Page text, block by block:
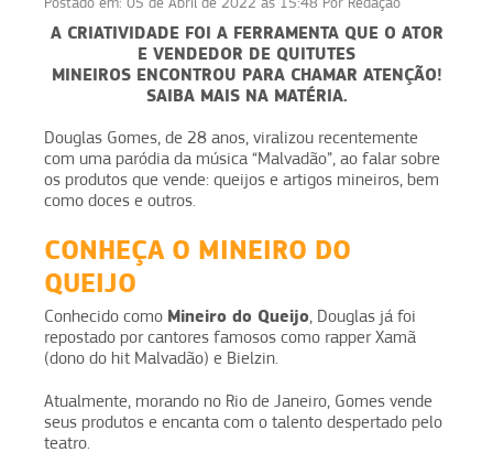
A CRIATIVIDADE FOI A FERRAMENTA QUE O ATOR
E VENDEDOR DE QUITUTES
MINEIROS ENCONTROU PARA CHAMAR ATENÇÃO!
SAIBA MAIS NA MATÉRIA.
Douglas Gomes, de 28 anos, viralizou recentemente
com uma paródia da música “Malvadão”, ao falar sobre
os produtos que vende: queijos e artigos mineiros, bem
como doces e outros.
CONHEÇA O MINEIRO DO
QUEIJO
Conhecido como Mineiro do Queijo, Douglas já foi
repostado por cantores famosos como rapper Xamã
(dono do hit Malvadão) e Bielzin.
Atualmente, morando no Rio de Janeiro, Gomes vende
seus produtos e encanta com o talento despertado pelo
teatro.